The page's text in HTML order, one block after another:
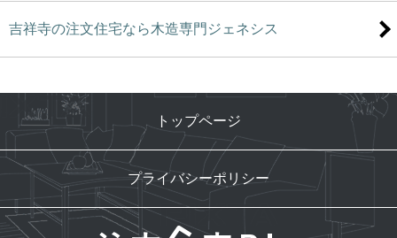
吉祥寺の注文住宅なら木造専門ジェネシス
トップページ
プライバシーポリシー